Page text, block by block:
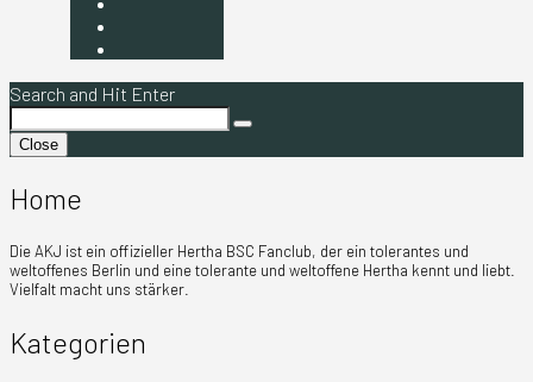
Search and Hit Enter
Search
for:
Search
Close
Home
Die AKJ ist ein offizieller Hertha BSC Fanclub, der ein tolerantes und
weltoffenes Berlin und eine tolerante und weltoffene Hertha kennt und liebt.
Vielfalt macht uns stärker.
Kategorien